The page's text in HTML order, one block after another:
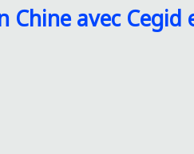
Chine avec Cegid